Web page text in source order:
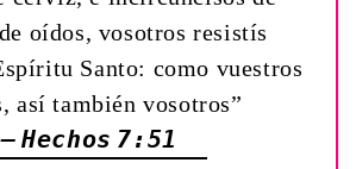
oídos, vosotros resistís
Santo: como vuestros
así también vosotros”
— Hechos 7:51